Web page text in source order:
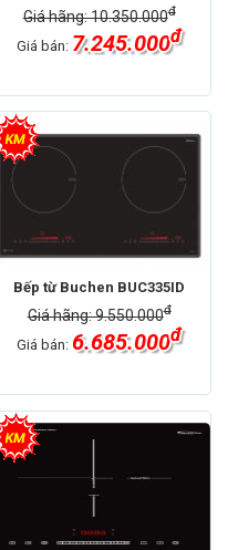
Giá hãng: 10.350.000đ
Giá bán: 7.245.000đ
Bếp từ Buchen BUC335ID
Giá hãng: 9.550.000đ
Giá bán:6.685.000đ